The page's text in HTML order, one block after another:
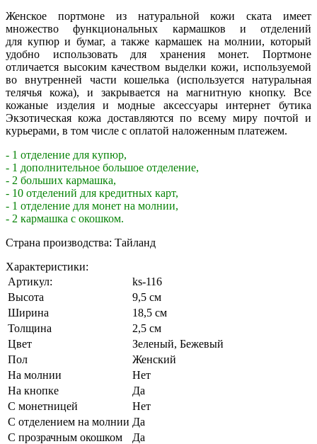
Женское портмоне из натуральной кожи ската имеет
множество функциональных кармашков и отделений
для купюр и бумаг, а также кармашек на молнии, который
удобно использовать для хранения монет. Портмоне
отличается высоким качеством выделки кожи, используемой
во внутренней части кошелька (используется натуральная
телячья кожа), и закрывается на магнитную кнопку. Все
кожаные изделия и модные аксессуары интернет бутика
Экзотическая кожа доставляются по всему миру почтой и
курьерами, в том числе с оплатой наложенным платежем.
- 1 отделение для купюр,
- 1 дополнительное большое отделение,
- 2 больших кармашка,
- 10 отделений для кредитных карт,
- 1 отделение для монет на молнии,
- 2 кармашка с окошком.
Страна производства: Тайланд
Характеристики:
Артикул:
ks-116
Высота
9,5 см
Ширина
18,5 см
Толщина
2,5 см
Цвет
Зеленый, Бежевый
Пол
Женский
На молнии
Нет
На кнопке
Да
С монетницей
Нет
С отделением на молнии Да
С прозрачным окошком
Да